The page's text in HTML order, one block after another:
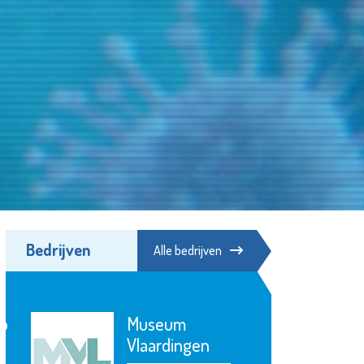
Bedrijven Alle bedrijven
Irado